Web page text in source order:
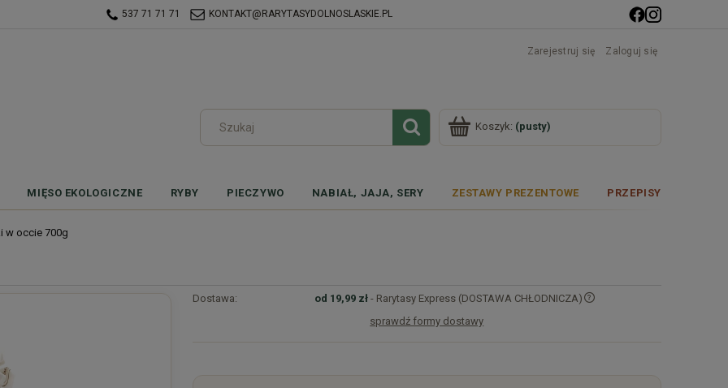
537 71 71 71 KONTAKT@RARYTASYDOLNOSLASKIE.PL
Zarejestruj się Zaloguj się
Koszyk: (pusty)
MIĘSO EKOLOGICZNE RYBY PIECZYWO NABIAŁ, JAJA, SERY ZESTAWY PREZENTOWE PRZEPISY
w occie 700g
Dostawa: od 19,99 zł - Rarytasy Express (DOSTAWA CHŁODNICZA)
sprawdź formy dostawy